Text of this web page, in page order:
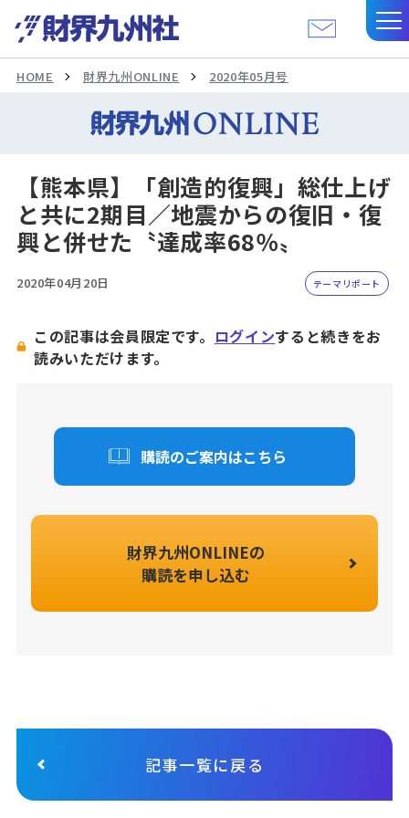
HOME 財界九州ONLINE 2020年05月号
【熊本県】「創造的復興」総仕上げ
と共に2期目／地震からの復旧・復
興と併せた〝達成率68％〟
2020年04月20日 テーマリポート
この記事は会員限定です。 ログインすると続きをお
読みいただけます。
購読のご案内はこちら
財界九州ONLINEの
購読を申し込む
記事一覧に戻る